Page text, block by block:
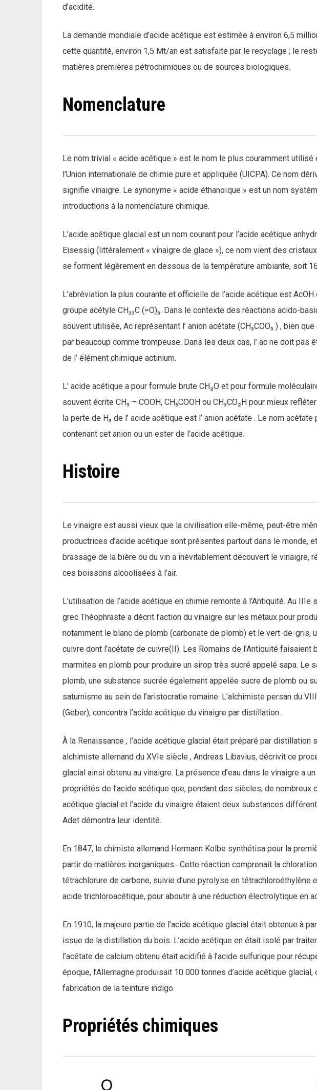
d’acidité.
La demande mondiale d’acide acétique est estimée à environ 6,5
cette quantité, environ 1,5 Mt/an est satisfaite par le recyclage ; le
matières premières pétrochimiques ou de sources biologiques.
Nomenclature
Le nom trivial « acide acétique » est le nom le plus couramment
l’Union internationale de chimie pure et appliquée (UICPA). Ce nom
signifie vinaigre. Le synonyme « acide éthanoïque » est un nom
introductions à la nomenclature chimique.
L’acide acétique glacial est un nom courant pour l’acide acétique
Eisessig (littéralement « vinaigre de glace »), ce nom vient des
se forment légèrement en dessous de la température ambiante, soit
L’abréviation la plus courante et officielle de l’acide acétique est
groupe acétyle CH₃₃C (=O)₃. Dans le contexte des réactions acido-
souvent utilisée, Ac représentant l’ anion acétate (CH₃COO₃ ) , bien
par beaucoup comme trompeuse. Dans les deux cas, l’ ac ne doit pas
de l’ élément chimique actinium.
L’ acide acétique a pour formule brute CH₂O et pour formule
souvent écrite CH₃ – COOH, CH₃COOH ou CH₃CO₂H pour mieux
la perte de H₃ de l’ acide acétique est l’ anion acétate . Le nom
contenant cet anion ou un ester de l’acide acétique.
Histoire
Le vinaigre est aussi vieux que la civilisation elle-même, peut-être
productrices d’acide acétique sont présentes partout dans le monde,
brassage de la bière ou du vin a inévitablement découvert le vinaigre,
ces boissons alcoolisées à l’air.
L’utilisation de l’acide acétique en chimie remonte à l’Antiquité. Au
grec Théophraste a décrit l’action du vinaigre sur les métaux pour
notamment le blanc de plomb (carbonate de plomb) et le vert-de-gris,
cuivre dont l’acétate de cuivre(II). Les Romains de l’Antiquité faisaient
marmites en plomb pour produire un sirop très sucré appelé sapa. Le
plomb, une substance sucrée également appelée sucre de plomb ou
saturnisme au sein de l’aristocratie romaine. L’alchimiste persan du
(Geber), concentra l’acide acétique du vinaigre par distillation .
À la Renaissance , l’acide acétique glacial était préparé par distillation
alchimiste allemand du XVIe siècle , Andreas Libavius, décrivit ce
glacial ainsi obtenu au vinaigre. La présence d’eau dans le vinaigre a
propriétés de l’acide acétique que, pendant des siècles, de nombreux
acétique glacial et l’acide du vinaigre étaient deux substances
Adet démontra leur identité.
En 1847, le chimiste allemand Hermann Kolbe synthétisa pour la
partir de matières inorganiques . Cette réaction comprenait la
tétrachlorure de carbone, suivie d’une pyrolyse en tétrachloroéthylène
acide trichloroacétique, pour aboutir à une réduction électrolytique en
En 1910, la majeure partie de l’acide acétique glacial était obtenue à
issue de la distillation du bois. L’acide acétique en était isolé par
l’acétate de calcium obtenu était acidifié à l’acide sulfurique pour
époque, l’Allemagne produisait 10 000 tonnes d’acide acétique
fabrication de la teinture indigo.
Propriétés chimiques